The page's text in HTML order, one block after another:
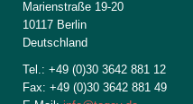
Marienstraße 19-20
10117 Berlin
Deutschland
Tel.: +49 (0)30 3642 881 12
Fax: +49 (0)30 3642 881 49